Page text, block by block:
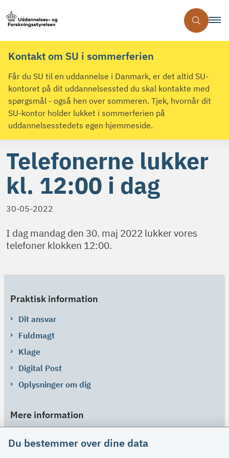
Kontakt om SU i sommerferien
Får du SU til en uddannelse i Danmark, er det altid SU-
kontoret på dit uddannelsessted du skal kontakte med
spørgsmål - også hen over sommeren. Tjek, hvornår dit
SU-kontor holder lukket i sommerferien på
uddannelsesstedets egen hjemmeside.
Telefonerne lukker
kl. 12:00 i dag
30-05-2022
I dag mandag den 30. maj 2022 lukker vores
telefoner klokken 12:00.
Praktisk information
Dit ansvar
Fuldmagt
Klage
Digital Post
Oplysninger om dig
Mere information
Du bestemmer over dine data